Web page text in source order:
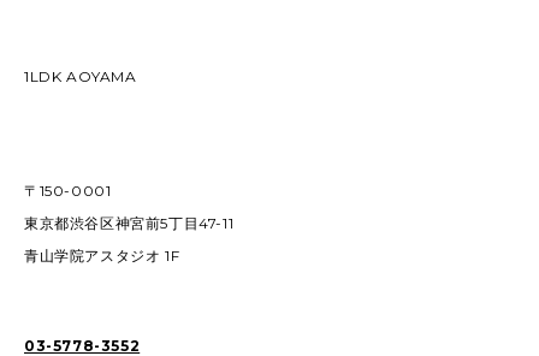
1LDK AOYAMA
〒150-0001
東京都渋谷区神宮前5丁目47-11
青山学院アスタジオ 1F
03-5778-3552